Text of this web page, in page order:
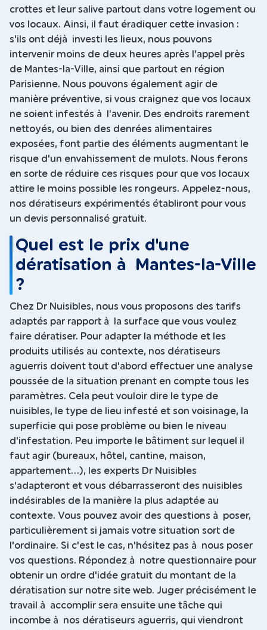
crottes et leur salive partout dans votre logement ou
vos locaux. Ainsi, il faut éradiquer cette invasion :
s'ils ont déjà investi les lieux, nous pouvons
intervenir moins de deux heures après l'appel près
de Mantes-la-Ville, ainsi que partout en région
Parisienne. Nous pouvons également agir de
manière préventive, si vous craignez que vos locaux
ne soient infestés à l'avenir. Des endroits rarement
nettoyés, ou bien des denrées alimentaires
exposées, font partie des éléments augmentant le
risque d'un envahissement de mulots. Nous ferons
en sorte de réduire ces risques pour que vos locaux
attire le moins possible les rongeurs. Appelez-nous,
nos dératiseurs expérimentés établiront pour vous
un devis personnalisé gratuit.
Quel est le prix d'une
dératisation à Mantes-la-Ville
?
Chez Dr Nuisibles, nous vous proposons des tarifs
adaptés par rapport à la surface que vous voulez
faire dératiser. Pour adapter la méthode et les
produits utilisés au contexte, nos dératiseurs
aguerris doivent tout d'abord effectuer une analyse
poussée de la situation prenant en compte tous les
paramètres. Cela peut vouloir dire le type de
nuisibles, le type de lieu infesté et son voisinage, la
superficie qui pose problème ou bien le niveau
d'infestation. Peu importe le bâtiment sur lequel il
faut agir (bureaux, hôtel, cantine, maison,
appartement...), les experts Dr Nuisibles
s'adapteront et vous débarrasseront des nuisibles
indésirables de la manière la plus adaptée au
contexte. Vous pouvez avoir des questions à poser,
particulièrement si jamais votre situation sort de
l'ordinaire. Si c'est le cas, n'hésitez pas à nous poser
vos questions. Répondez à notre questionnaire pour
obtenir un ordre d'idée gratuit du montant de la
dératisation sur notre site web. Juger précisément le
travail à accomplir sera ensuite une tâche qui
incombe à nos dératiseurs aguerris, qui viendront